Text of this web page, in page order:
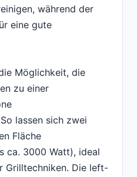
während der
eine gute
Möglichkeit, die
zu einer
lassen sich zwei
Fläche
ca. 3000 Watt), ideal
Grilltechniken. Die left-